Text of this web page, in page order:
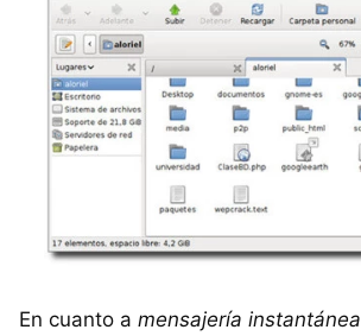
En cuanto a mensajería instantánea